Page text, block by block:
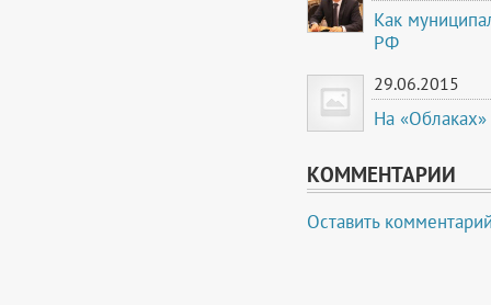
Как
РФ
29.06.2015
На «Облаках»
КОММЕНТАРИИ
Оставить